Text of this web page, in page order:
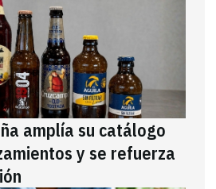
amplía su catálogo
y se refuerza